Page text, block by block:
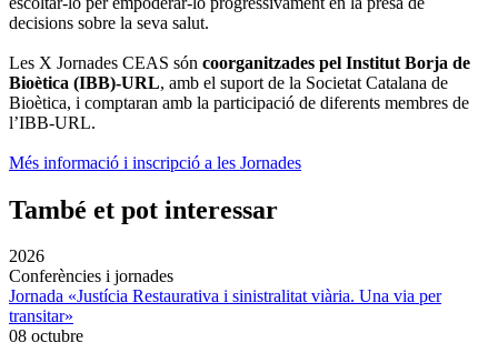
decisions sobre la seva salut.
Les X Jornades CEAS són coorganitzades pel Institut Borja de
Bioètica (IBB)-URL, amb el suport de la Societat Catalana de
Bioètica, i comptaran amb la participació de diferents membres de
l’IBB-URL.
Més informació i inscripció a les Jornades
També et pot interessar
2026
Conferències i jornades
Jornada «Justícia Restaurativa i sinistralitat viària. Una via per
transitar»
08 octubre